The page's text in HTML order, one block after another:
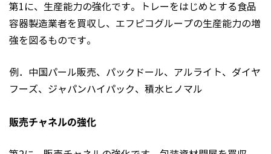
第1に、生産能力の強化です。トレーをはじめとする食品
容器製造業者を買収し、エフピコグループの生産能力の増
強を図るものです。
例．中国パール販売、パックドール、アルライト、ダイヤ
フーズ、ジャパンハイパック、積水ヒノマル
販売チャネルの強化